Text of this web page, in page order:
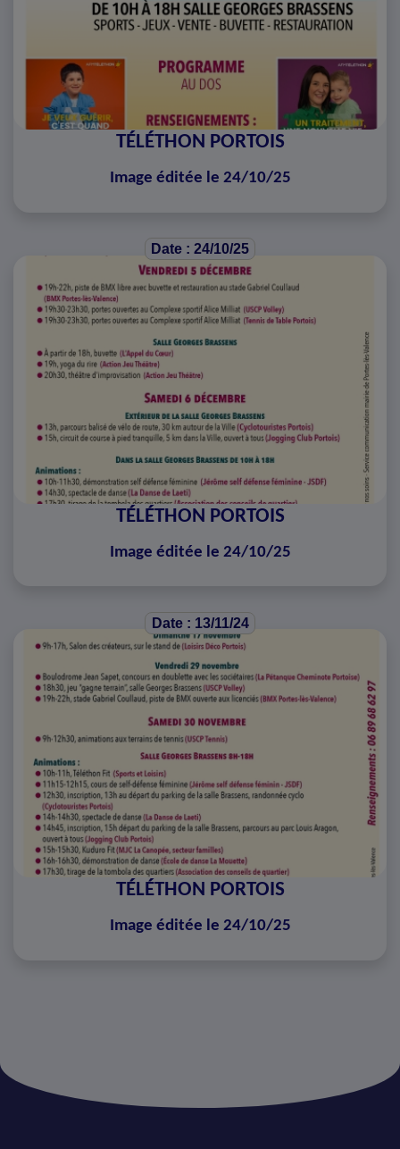
TÉLÉTHON PORTOIS
Image éditée le 24/10/25
Date : 24/10/25
TÉLÉTHON PORTOIS
Image éditée le 24/10/25
Date : 13/11/24
TÉLÉTHON PORTOIS
Image éditée le 24/10/25